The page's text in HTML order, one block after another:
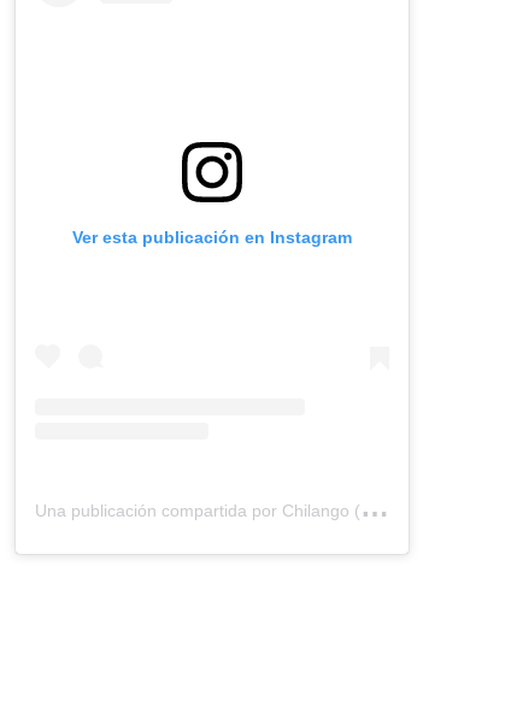
Ver esta publicación en Instagram
U
na publicación compartida por Chilango (@chilangocom)